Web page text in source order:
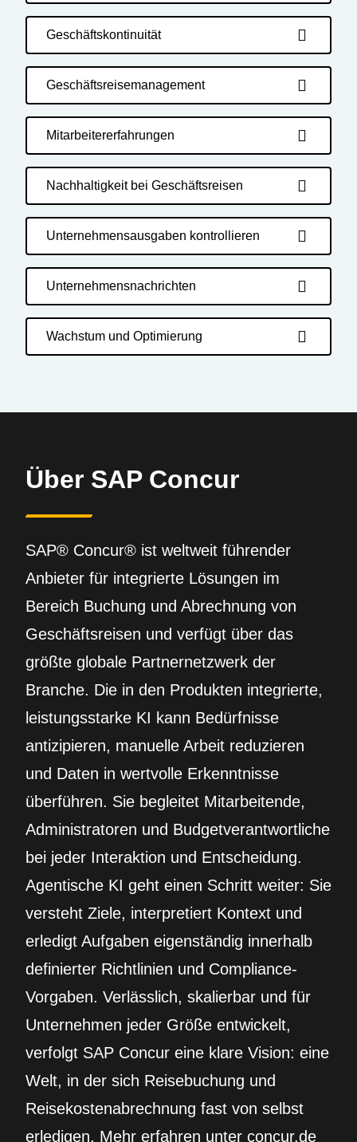
Geschäftskontinuität
Geschäftsreisemanagement
Mitarbeitererfahrungen
Nachhaltigkeit bei Geschäftsreisen
Unternehmensausgaben kontrollieren
Unternehmensnachrichten
Wachstum und Optimierung
Über SAP Concur
SAP® Concur® ist weltweit führender
Anbieter für integrierte Lösungen im
Bereich Buchung und Abrechnung von
Geschäftsreisen und verfügt über das
größte globale Partnernetzwerk der
Branche. Die in den Produkten integrierte,
leistungsstarke KI kann Bedürfnisse
antizipieren, manuelle Arbeit reduzieren
und Daten in wertvolle Erkenntnisse
überführen. Sie begleitet Mitarbeitende,
Administratoren und Budgetverantwortliche
bei jeder Interaktion und Entscheidung.
Agentische KI geht einen Schritt weiter: Sie
versteht Ziele, interpretiert Kontext und
erledigt Aufgaben eigenständig innerhalb
definierter Richtlinien und Compliance-
Vorgaben. Verlässlich, skalierbar und für
Unternehmen jeder Größe entwickelt,
verfolgt SAP Concur eine klare Vision: eine
Welt, in der sich Reisebuchung und
Reisekostenabrechnung fast von selbst
erledigen. Mehr erfahren unter concur.de